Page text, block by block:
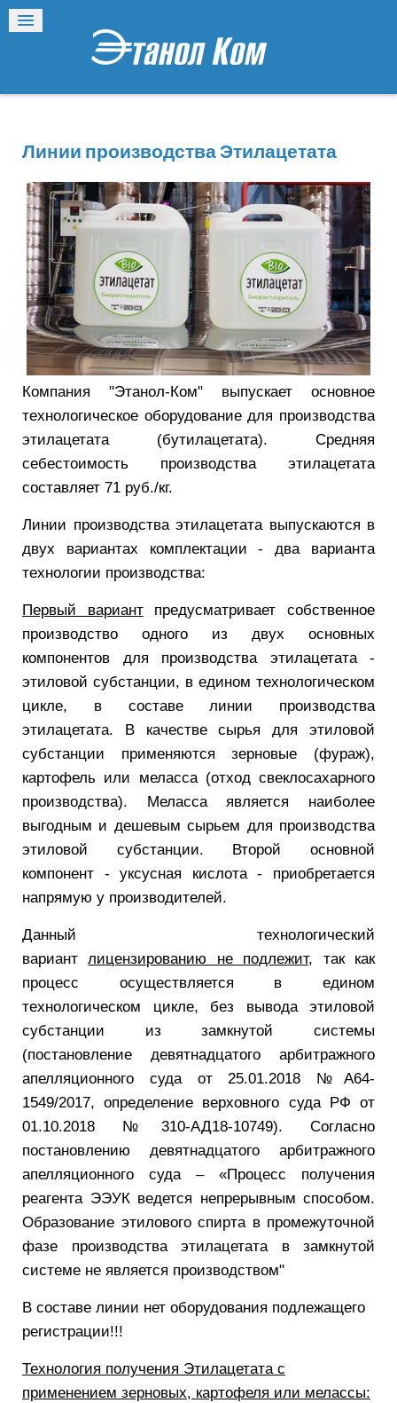
Линии производства Этилацетата
Компания "Этанол-Ком" выпускает основное
технологическое оборудование для производства
этилацетата (бутилацетата). Средняя
себестоимость производства этилацетата
составляет 71 руб./кг.
Линии производства этилацетата выпускаются в
двух вариантах комплектации - два варианта
технологии производства:
Первый вариантпредусматривает собственное
производство одного из двух основных
компонентов для производства этилацетата -
этиловой субстанции, в едином технологическом
цикле, в составе линии производства
этилацетата. В качестве сырья для этиловой
субстанции применяются зерновые (фураж),
картофель или меласса (отход свеклосахарного
производства). Меласса является наиболее
выгодным и дешевым сырьем для производства
этиловой субстанции. Второй основной
компонент - уксусная кислота - приобретается
напрямую у производителей.
Данный технологический
вариантлицензированию не подлежит, так как
процесс осуществляется в едином
технологическом цикле, без вывода этиловой
субстанции из замкнутой системы
(постановление девятнадцатого арбитражного
апелляционного суда от 25.01.2018 №A64-
1549/2017, определение верховного суда РФ от
01.10.2018 №310-АД18-10749). Согласно
постановлению девятнадцатого арбитражного
апелляционного суда – «Процесс получения
реагента ЭЭУК ведется непрерывным способом.
Образование этилового спирта в промежуточной
фазе производства этилацетата в замкнутой
системе не является производством"
В составе линии нет оборудования подлежащего
регистрации!!!
Технология получения Этилацетата с
применением зерновых, картофеля или мелассы: